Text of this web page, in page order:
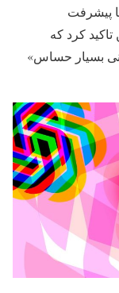
پیشرفت
کرد که
بسیار حساس»